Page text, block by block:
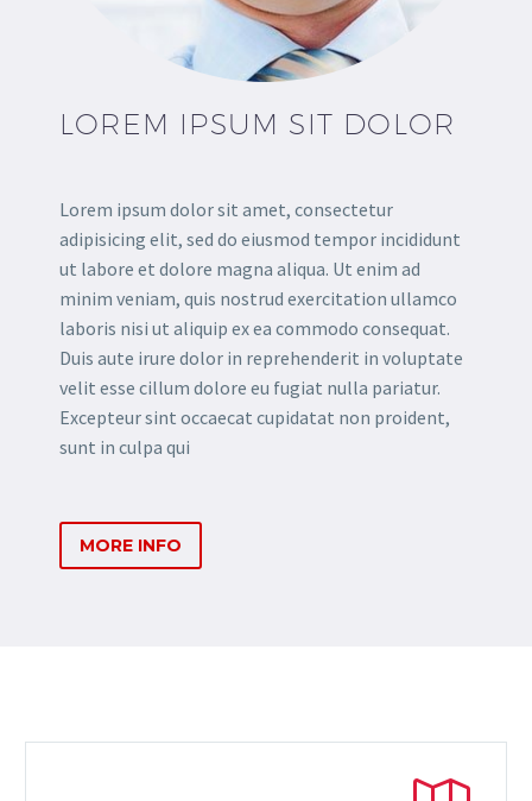
LOREM IPSUM SIT DOLOR
Lorem ipsum dolor sit amet, consectetur
adipisicing elit, sed do eiusmod tempor incididunt
ut labore et dolore magna aliqua. Ut enim ad
minim veniam, quis nostrud exercitation ullamco
laboris nisi ut aliquip ex ea commodo consequat.
Duis aute irure dolor in reprehenderit in voluptate
velit esse cillum dolore eu fugiat nulla pariatur.
Excepteur sint occaecat cupidatat non proident,
sunt in culpa qui
MORE INFO